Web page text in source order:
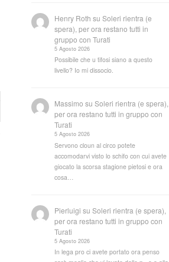
Henry Roth suSoleri rientra (e
spera), per ora restano tutti in
gruppo con Turati
5 Agosto 2026
Possibile che u tifosi siano a questo
livello? Io mi dissocio.
Massimo suSoleri rientra (e spera),
per ora restano tutti in gruppo con
Turati
5 Agosto 2026
Servono cloun al circo potete
accomodarvi visto lo schifo con cui avete
giocato la scorsa stagione pietosi e ora
cosa…
Pierluigi suSoleri rientra (e spera),
per ora restano tutti in gruppo con
Turati
5 Agosto 2026
In lega pro ci avete portato ora penso